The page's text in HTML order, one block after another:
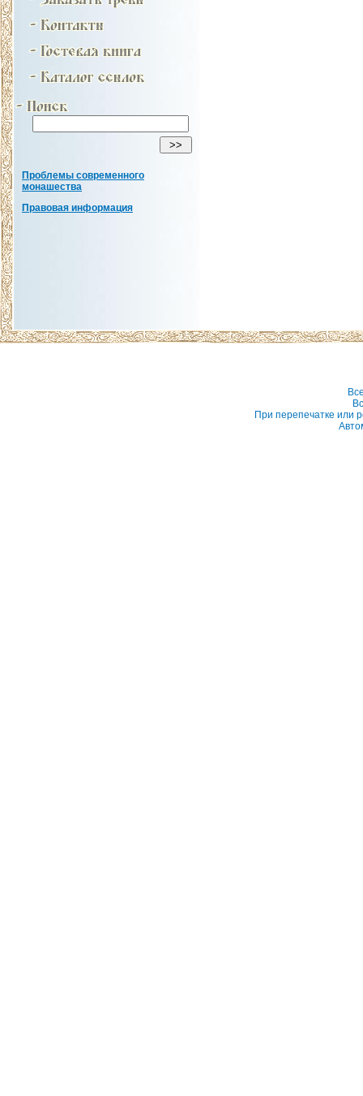
Проблемы современного
монашества
Правовая информация
При перепечатке или